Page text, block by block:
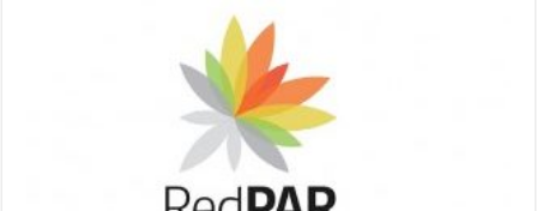
ABORTO
LEGAL
O
VOLUNTARIO
ES
UN
HECHO
PRIVADO